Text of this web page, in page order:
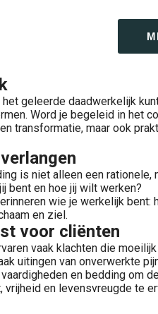
geleerde daadwerkelijk
Word je begeleid in het
transformatie, maar ook
is niet alleen een
bent en hoe jij wilt werken?
wie je werkelijk
en ziel.
voor cliënten
vaak klachten die
uitingen van onverwerkte
en bedding om
vrijheid en levensvreugde te